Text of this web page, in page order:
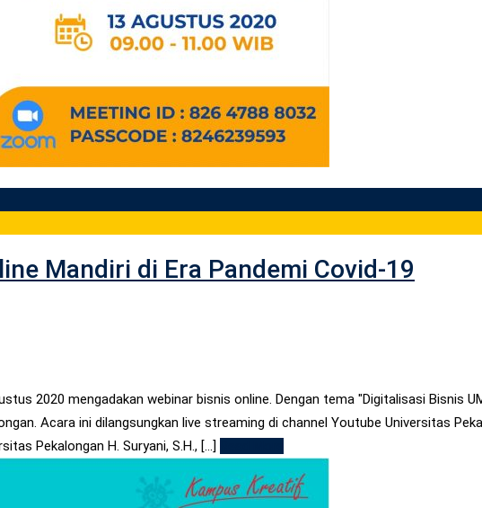
Mandiri di Era Pandemi Covid-19
2020 mengadakan webinar bisnis online. Dengan tema "Digitalisasi Bisnis
Acara ini dilangsungkan live streaming di channel Youtube Universitas
Pekalongan H. Suryani, S.H., [...]